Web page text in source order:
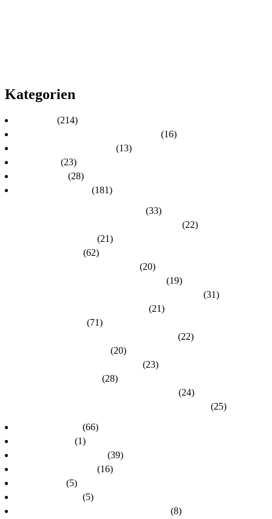
Kategorien
(214)
(16)
(13)
(23)
(28)
(181)
(33)
(22)
(21)
(62)
(20)
(19)
(31)
(21)
(71)
(22)
(20)
(23)
(28)
(24)
(25)
(66)
(1)
(39)
(16)
(5)
(5)
(8)